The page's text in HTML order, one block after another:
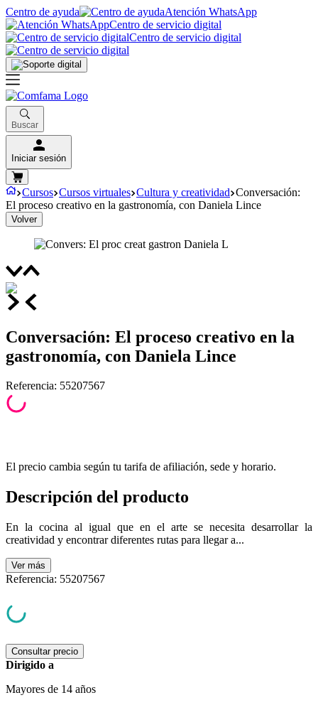
Centro de ayuda
Atención WhatsApp
Centro de servicio digital
Centro de servicio digital
Buscar
Iniciar sesión
Cursos Cursos virtuales Cultura y creatividad Conversación:
El proceso creativo en la gastronomía, con Daniela Lince
Volver
Conversación: El proceso creativo en la
gastronomía, con Daniela Lince
Referencia: 55207567
El precio cambia según tu tarifa de afiliación, sede y horario.
Descripción del producto
En la cocina al igual que en el arte se necesita desarrollar la
creatividad y encontrar diferentes rutas para llegar a...
Ver más
Referencia: 55207567
Consultar precio
Dirigido a
Mayores de 14 años